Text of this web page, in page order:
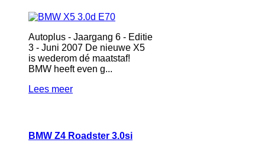
Autoplus - Jaargang 6 - Editie
3 - Juni 2007 De nieuwe X5
is wederom dé maatstaf!
BMW heeft even g...
Lees meer
BMW Z4 Roadster 3.0si